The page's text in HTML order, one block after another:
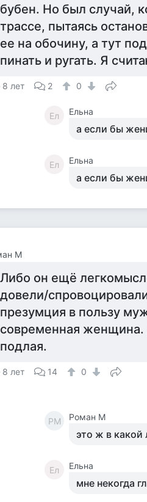
бубен. Но был случай,
трассе, пытаясь
ее на обочину, а тут
пинать и ругать. Я
8 лет 2 0
Ел Ельна
а если бы
Ел Ельна
а если бы
М
Либо он ещё
довели/
презумция в пользу
современная женщина.
подлая.
8 лет 14 0
РМ Роман М
это ж в какой
Ел Ельна
мне некогда